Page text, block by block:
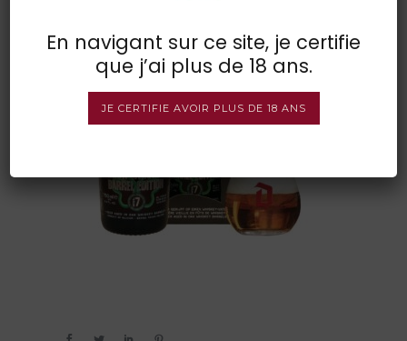
En navigant sur ce site, je certifie
que j’ai plus de 18 ans.
JE CERTIFIE AVOIR PLUS DE 18 ANS